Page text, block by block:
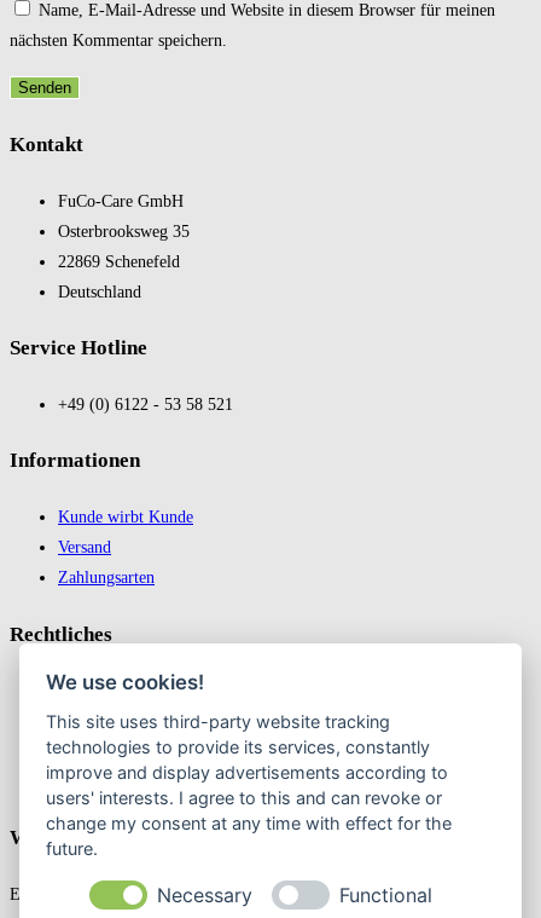
Name, E-Mail-Adresse und Website in diesem Browser für meinen
nächsten Kommentar speichern.
Kontakt
FuCo-Care GmbH
Oster­brooks­weg 35
22869 Schene­feld
Deutsch­land
Service Hotline
+49 (0) 6122 - 53 58 521
In­for­ma­tio­nen
Kunde wirbt Kunde
Versand
Zahlungsarten
Recht­liches
Impressum
Datenschutz
AGB
Widerrufsbelehrung & Widerruf erklären
Weekly Newslatter
Entdecken Sie exklusive Angebote in unserem Online-Shop! Jetzt den
We use cookies!
This site uses third-party website tracking
technologies to provide its services, constantly
improve and display advertisements according to
users' interests. I agree to this and can revoke or
change my consent at any time with effect for the
future.
Necessary Functional